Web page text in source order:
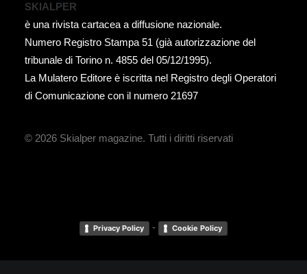
SKIALPER
è una rivista cartacea a diffusione nazionale.
Numero Registro Stampa 51 (già autorizzazione del
tribunale di Torino n. 4855 del 05/12/1995).
La Mulatero Editore è iscritta nel Registro degli Operatori
di Comunicazione con il numero 21697
© 2026 Skialper magazine. Tutti i diritti riservati
Privacy Policy - Cookie Policy